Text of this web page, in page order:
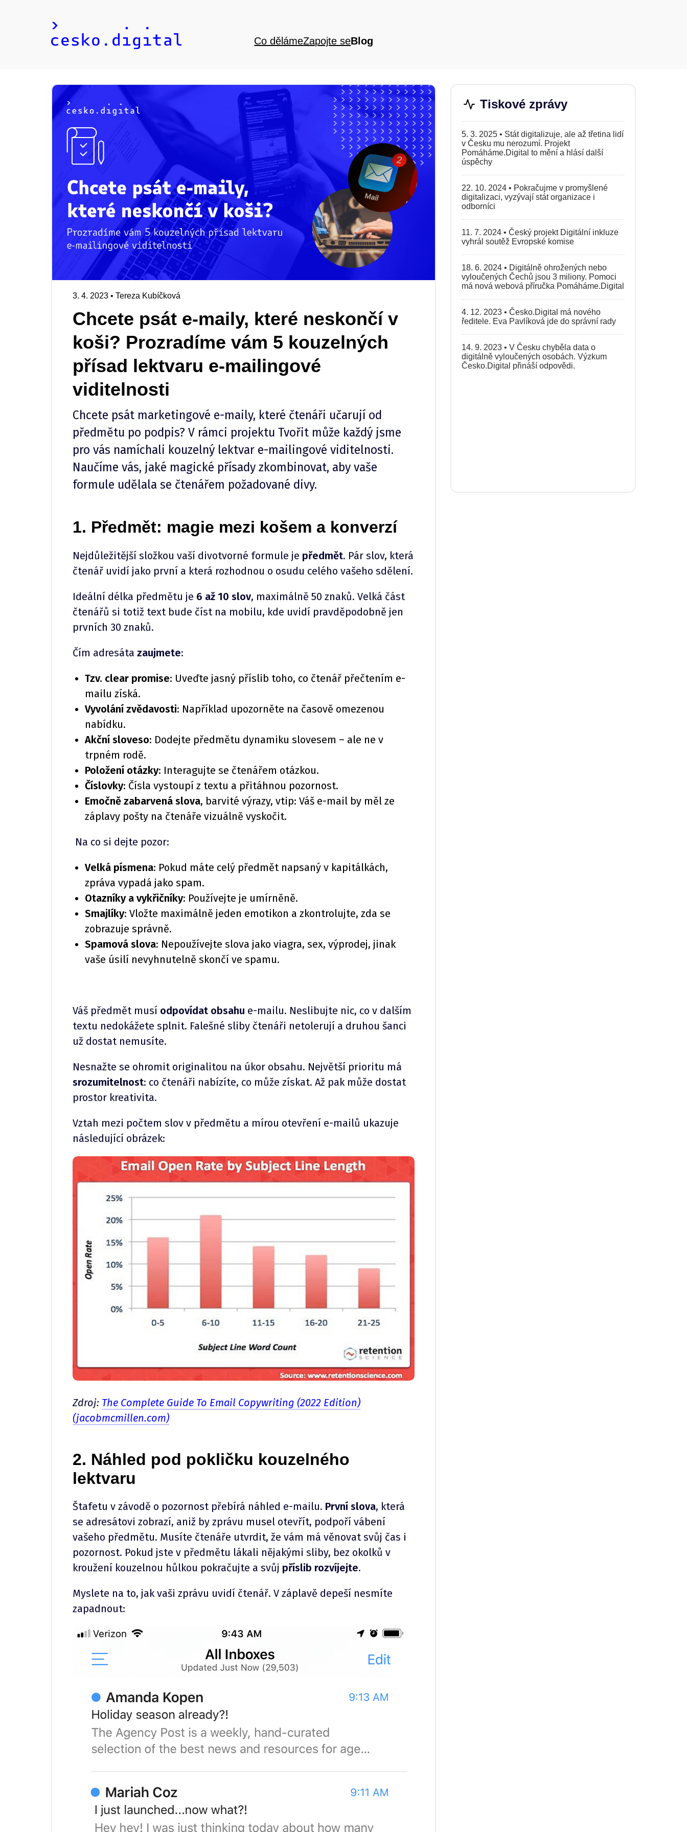
Co dělámeZapojte seBlog
3. 4. 2023 • Tereza Kubíčková
Chcete psát e-maily, které neskončí v
koši? Prozradíme vám 5 kouzelných
přísad lektvaru e-mailingové
viditelnosti
Chcete psát marketingové e-maily, které čtenáři učarují od
předmětu po podpis? V rámci projektu Tvořit může každý jsme
pro vás namíchali kouzelný lektvar e-mailingové viditelnosti.
Naučíme vás, jaké magické přísady zkombinovat, aby vaše
formule udělala se čtenářem požadované divy.
1. Předmět: magie mezi košem a konverzí
Nejdůležitější složkou vaší divotvorné formule je předmět. Pár slov, která
čtenář uvidí jako první a která rozhodnou o osudu celého vašeho sdělení.
Ideální délka předmětu je 6 až 10 slov, maximálně 50 znaků. Velká část
čtenářů si totiž text bude číst na mobilu, kde uvidí pravděpodobně jen
prvních 30 znaků.
Čím adresáta zaujmete:
Tzv. clear promise: Uveďte jasný příslib toho, co čtenář přečtením e-
mailu získá.
Vyvolání zvědavosti: Například upozorněte na časově omezenou
nabídku.
Akční sloveso: Dodejte předmětu dynamiku slovesem – ale ne v
trpném rodě.
Položení otázky: Interagujte se čtenářem otázkou.
Číslovky: Čísla vystoupí z textu a přitáhnou pozornost.
Emočně zabarvená slova, barvité výrazy, vtip: Váš e-mail by měl ze
záplavy pošty na čtenáře vizuálně vyskočit.
Na co si dejte pozor:
Velká písmena: Pokud máte celý předmět napsaný v kapitálkách,
zpráva vypadá jako spam.
Otazníky a vykřičníky: Používejte je umírněně.
Smajlíky: Vložte maximálně jeden emotikon a zkontrolujte, zda se
zobrazuje správně.
Spamová slova: Nepoužívejte slova jako viagra, sex, výprodej, jinak
vaše úsilí nevyhnutelně skončí ve spamu.
Váš předmět musí odpovídat obsahu e-mailu. Neslibujte nic, co v dalším
textu nedokážete splnit. Falešné sliby čtenáři netolerují a druhou šanci
už dostat nemusíte.
Nesnažte se ohromit originalitou na úkor obsahu. Největší prioritu má
srozumitelnost: co čtenáři nabízíte, co může získat. Až pak může dostat
prostor kreativita.
Vztah mezi počtem slov v předmětu a mírou otevření e-mailů ukazuje
následující obrázek:
Zdroj: The Complete Guide To Email Copywriting (2022 Edition)
(jacobmcmillen.com)
2. Náhled pod pokličku kouzelného
lektvaru
Štafetu v závodě o pozornost přebírá náhled e-mailu. První slova, která
se adresátovi zobrazí, aniž by zprávu musel otevřít, podpoří vábení
vašeho předmětu. Musíte čtenáře utvrdit, že vám má věnovat svůj čas i
pozornost. Pokud jste v předmětu lákali nějakými sliby, bez okolků v
kroužení kouzelnou hůlkou pokračujte a svůj příslib rozvíjejte.
Myslete na to, jak vaši zprávu uvidí čtenář. V záplavě depeší nesmíte
zapadnout:
Tiskové zprávy
5. 3. 2025 • Stát digitalizuje, ale až třetina lidí
v Česku mu nerozumí. Projekt
Pomáháme.Digital to mění a hlásí další
úspěchy
22. 10. 2024 • Pokračujme v promyšlené
digitalizaci, vyzývají stát organizace i
odborníci
11. 7. 2024 •Český projekt Digitální inkluze
vyhrál soutěž Evropské komise
18. 6. 2024 • Digitálně ohrožených nebo
vyloučených Čechů jsou 3 miliony. Pomoci
má nová webová příručka Pomáháme.Digital
4. 12. 2023 •Česko.Digital má nového
ředitele. Eva Pavlíková jde do správní rady
14. 9. 2023 •V Česku chyběla data o
digitálně vyloučených osobách. Výzkum
Česko.Digital přináší odpovědi.